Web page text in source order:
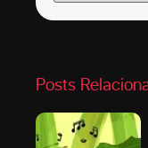
Posts